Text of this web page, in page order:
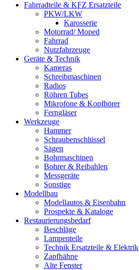
Fahrradteile & KFZ Ersatzteile
PKW/LKW
Karosserie
Motorrad/ Moped
Fahrrad
Nutzfahrzeuge
Geräte & Technik
Kameras
Schreibmaschinen
Radios
Röhren Tubes
Mikrofone & Kopfhörer
Ferngläser
Werkzeuge
Hammer
Schraubenschlüssel
Sägen
Bohrmaschinen
Bohrer & Reibahlen
Messgeräte
Sonstige
Modellbau
Modellautos & Eisenbahn
Prospekte & Kataloge
Restaurierungsbedarf
Beschläge
Lampenteile
Technik Ersatzteile & Elektrik
Zapfhähne
Alte Fenster